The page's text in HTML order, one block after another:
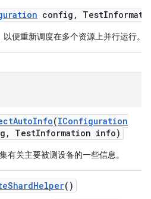
config , Test
便重新调度在多个资源上并行运行。
AutoInfo(IConfiguration
, TestInformation info)
有关主要被测设备的一些信息。
ShardHelper()